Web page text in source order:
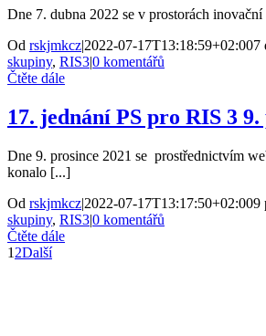
Dne 7. dubna 2022 se v prostorách
Od rskjmkcz|2022-07-17T13:18:59+02:007
skupiny, RIS3|0 komentářů
Čtěte dále
17. jednání PS pro RIS 3 9.
Dne 9. prosince 2021 se prostřednictvím
konalo [...]
Od rskjmkcz|2022-07-17T13:17:50+02:009
skupiny, RIS3|0 komentářů
Čtěte dále
1 2Další